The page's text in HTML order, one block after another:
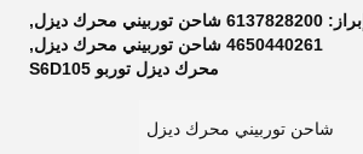
إبراز: 6137828200 شاحن توربيني محرك ديزل
,
4650440261 شاحن توربيني محرك ديزل
,
محرك ديزل توربو S6D105
شاحن توربيني محرك ديزل